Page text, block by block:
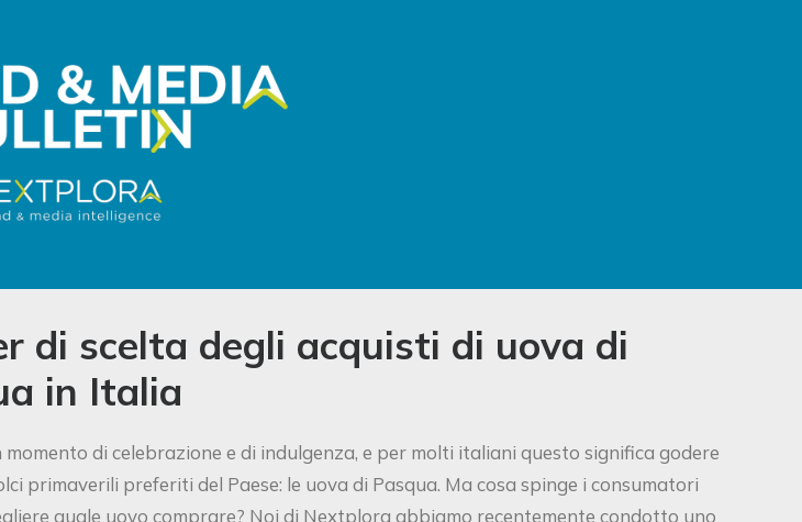
di scelta degli acquisti di uova di
in Italia
momento di celebrazione e di indulgenza, e per molti italiani questo significa godere
primaverili preferiti del Paese: le uova di Pasqua. Ma cosa spinge i consumatori
quale uovo comprare? Noi di Nextplora abbiamo recentemente condotto uno